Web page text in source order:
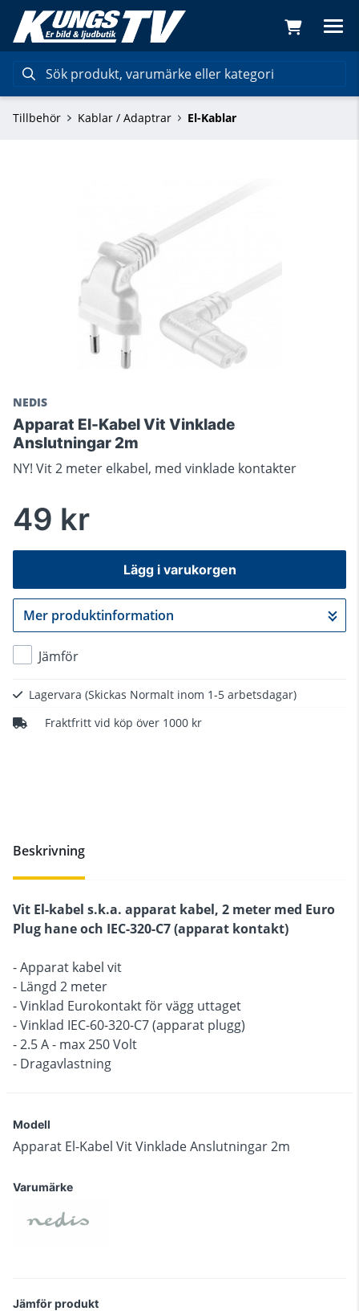
Tillbehör Kablar / Adaptrar El-Kablar
NEDIS
Apparat El-Kabel Vit Vinklade
Anslutningar 2m
NY! Vit 2 meter elkabel, med vinklade kontakter
49 kr
Lägg i varukorgen
Gå till kassan
Mer produktinformation
Jämför
Lagervara (Skickas Normalt inom 1-5 arbetsdagar)
Fraktfritt vid köp över 1000 kr
Beskrivning
Vit El-kabel s.k.a. apparat kabel, 2 meter med Euro
Plug hane och IEC-320-C7 (apparat kontakt)
- Apparat kabel vit
- Längd 2 meter
- Vinklad Eurokontakt för vägg uttaget
- Vinklad IEC-60-320-C7 (apparat plugg)
- 2.5 A - max 250 Volt
- Dragavlastning
Modell
Apparat El-Kabel Vit Vinklade Anslutningar 2m
Varumärke
Jämför produkt